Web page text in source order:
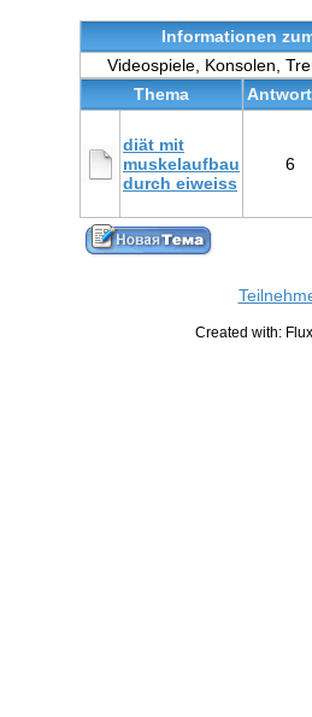
Informationen
Videospiele, Konsolen,
Thema
diät mit
muskelaufbau
durch eiweiss
6
Created with: